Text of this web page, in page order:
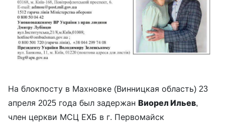
На блокпосту в Махновке (Винницкая область) 23
апреля 2025 года был задержан Виорел Ильев,
член церкви МСЦ ЕХБ в г. Первомайск